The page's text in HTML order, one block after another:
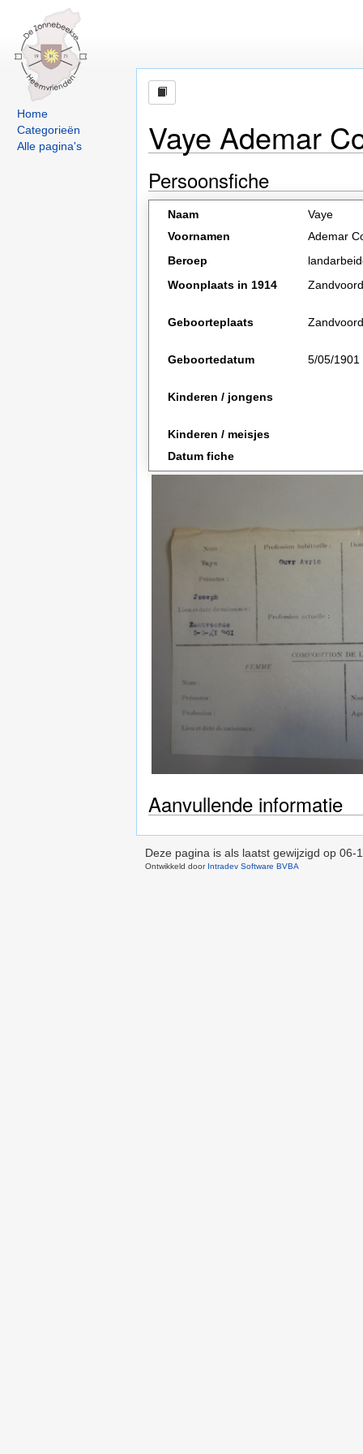
Home
Categorieën
Alle pagina's
Vaye Ademar
Persoonsfiche
Naam
Vaye
Voornamen
Ademar
Beroep
Woonplaats in 1914
Geboorteplaats
Geboortedatum 5/05/1901
Kinderen / jongens
Kinderen / meisjes
Datum fiche
Aanvullende informatie
Deze pagina is als laatst gewijzigd op 06-
Ontwikkeld door Intradev Software BVBA